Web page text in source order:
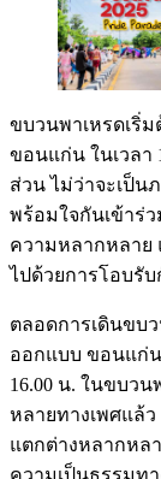
ขบวนพาเหรดเริ่ม
ขอนแก่น ในเวลา
ส่วน ไม่ว่าจะเป็น
พร้อมใจกันเข้าร่
ความหลากหลาย
ไปด้วยการโอบรั
ตลอดการเดินขบ
ออกแบบ ขอนแก่
16.00 น. ในขบว
หลายทางเพศแล้ว
แตกต่างหลากหล
ความเป็นธรรมท